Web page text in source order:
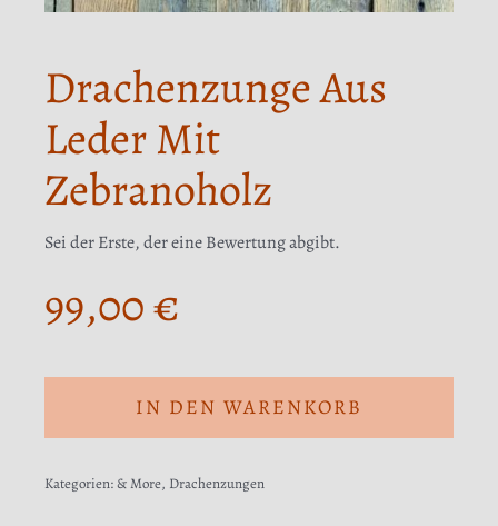
Drachenzunge Aus
Leder Mit
Zebranoholz
Sei der Erste, der eine Bewertung abgibt.
99,00€
IN DEN WARENKORB
Kategorien:& More, Drachenzungen